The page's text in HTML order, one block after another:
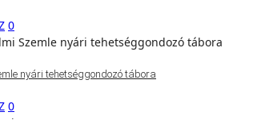
0
nyári tehetséggondozó tábora
0